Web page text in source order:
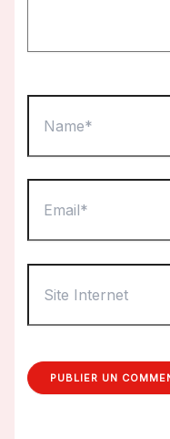
Internet